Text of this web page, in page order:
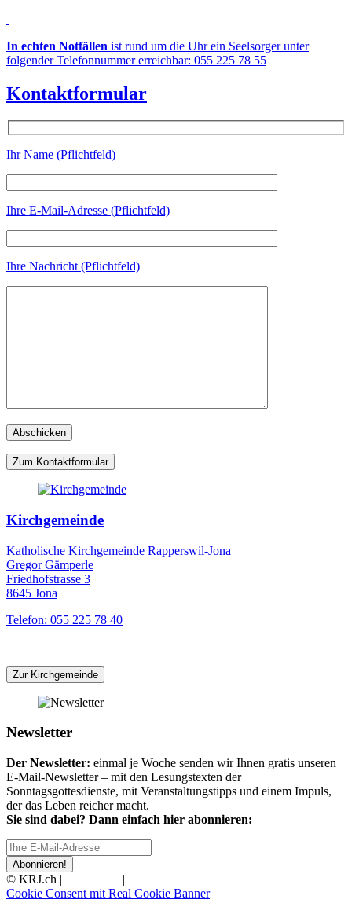
In echten Notfällen ist rund um die Uhr ein Seelsorger unter
folgender Telefonnummer erreichbar: 055 225 78 55
Kontaktformular
Ihr Name (Pflichtfeld)
Ihre E-Mail-Adresse (Pflichtfeld)
Ihre Nachricht (Pflichtfeld)
Zum Kontaktformular
Kirchgemeinde
Katholische Kirchgemeinde Rapperswil-Jona
Gregor Gämperle
Friedhofstrasse 3
8645 Jona
Telefon: 055 225 78 40
Zur Kirchgemeinde
Newsletter
Der Newsletter: einmal je Woche senden wir Ihnen gratis unseren
E-Mail-Newsletter – mit den Lesungstexten der
Sonntagsgottesdienste, mit Veranstaltungstipps und einem Impuls,
der das Leben reicher macht.
Sie sind dabei? Dann einfach hier abonnieren:
Abonnieren!
© KRJ.ch | |
Cookie Consent mit Real Cookie Banner